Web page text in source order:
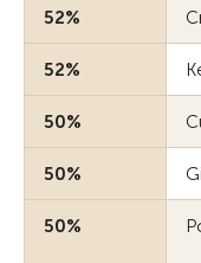
52%
52%
50%
50%
50%